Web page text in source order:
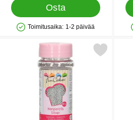
Osta
Saatavuus: Varastossa
Toimitusaika: 1-2 päivää
Merkitse sokerihelmet